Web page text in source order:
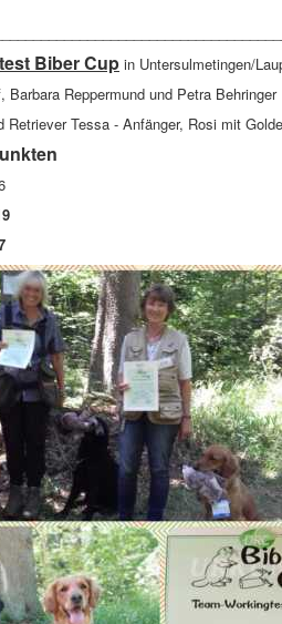
Biber Cup in Untersulmetingen/
Barbara Reppermund und Petra Behringer
Tessa - Anfänger, Rosi mit